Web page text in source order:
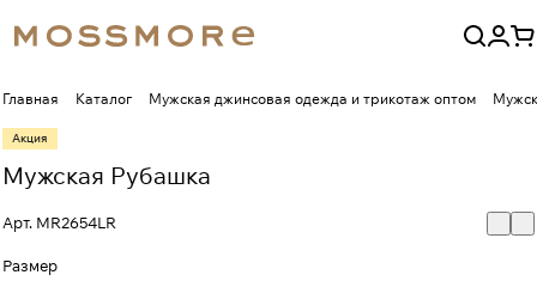
Главная Каталог Мужская джинсовая одежда и трикотаж оптом
Акция
Мужская Рубашка
Арт. MR2654LR
Размер